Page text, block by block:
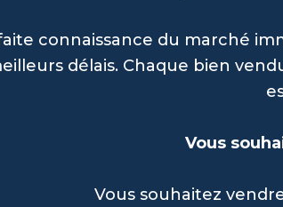
connaissance du marché
délais. Chaque bien
Vous
Vous souhaitez